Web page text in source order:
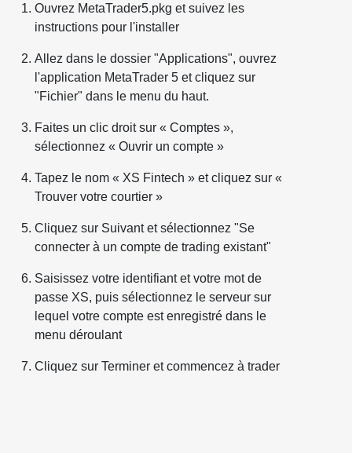
Ouvrez MetaTrader5.pkg et suivez les
instructions pour l'installer
Allez dans le dossier "Applications", ouvrez
l'application MetaTrader 5 et cliquez sur
"Fichier" dans le menu du haut.
Faites un clic droit sur « Comptes »,
sélectionnez « Ouvrir un compte »
Tapez le nom « XS Fintech » et cliquez sur «
Trouver votre courtier »
Cliquez sur Suivant et sélectionnez "Se
connecter à un compte de trading existant"
Saisissez votre identifiant et votre mot de
passe XS, puis sélectionnez le serveur sur
lequel votre compte est enregistré dans le
menu déroulant
Cliquez sur Terminer et commencez à trader